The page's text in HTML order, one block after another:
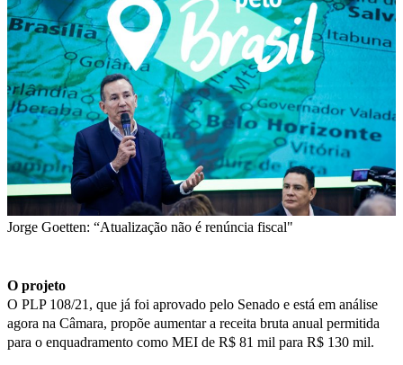
Jorge Goetten: “Atualização não é renúncia fiscal"
O projeto
O PLP 108/21, que já foi aprovado pelo Senado e está em análise
agora na Câmara, propõe aumentar a receita bruta anual permitida
para o enquadramento como MEI de R$ 81 mil para R$ 130 mil.